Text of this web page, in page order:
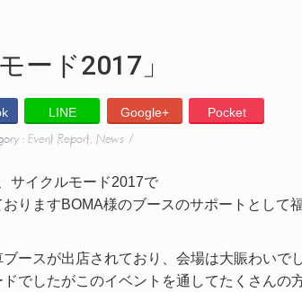
ード2017」
LINE Google+ Pocket
: Event Report, News
サイクルモード2017で
りますBOMA様のブースのサポートとして
ースが出店されており、会場は大賑わいで
でしたがこのイベントを通してたくさんの